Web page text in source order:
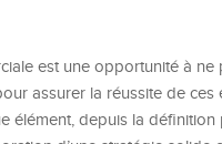
est une opportunité à ne
assurer la réussite de ces
élément, depuis la